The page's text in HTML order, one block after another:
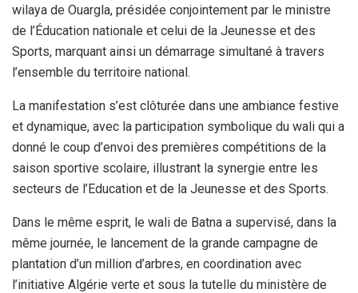
wilaya de Ouargla, présidée conjointement par le ministre
de l’Éducation nationale et celui de la Jeunesse et des
Sports, marquant ainsi un démarrage simultané à travers
l’ensemble du territoire national.
La manifestation s’est clôturée dans une ambiance festive
et dynamique, avec la participation symbolique du wali qui a
donné le coup d’envoi des premières compétitions de la
saison sportive scolaire, illustrant la synergie entre les
secteurs de l’Education et de la Jeunesse et des Sports.
Dans le même esprit, le wali de Batna a supervisé, dans la
même journée, le lancement de la grande campagne de
plantation d’un million d’arbres, en coordination avec
l’initiative Algérie verte et sous la tutelle du ministère de